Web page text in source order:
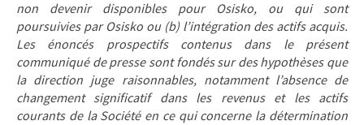
non devenir disponibles pour Osisko, ou qui sont
poursuivies par Osisko ou (b) l’intégration des actifs acquis.
Les énoncés prospectifs contenus dans le présent
communiqué de presse sont fondés sur des hypothèses que
la direction juge raisonnables, notamment l’absence de
changement significatif dans les revenus et les actifs
courants de la Société en ce qui concerne la détermination